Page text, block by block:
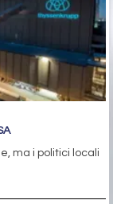
ma i politici locali